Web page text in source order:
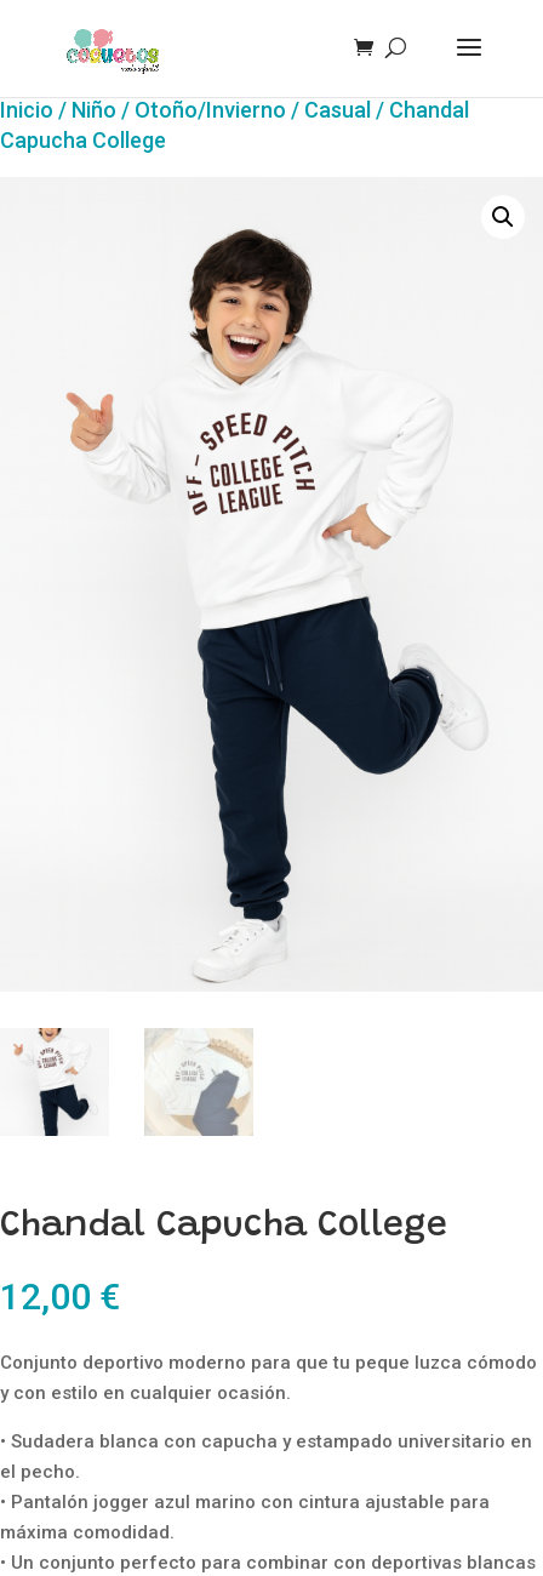
Inicio / Niño / Otoño/Invierno / Casual / Chandal
Capucha College
Chandal Capucha College
12,00 €
Conjunto deportivo moderno para que tu peque luzca cómodo
y con estilo en cualquier ocasión.
• Sudadera blanca con capucha y estampado universitario en
el pecho.
• Pantalón jogger azul marino con cintura ajustable para
máxima comodidad.
• Un conjunto perfecto para combinar con deportivas blancas